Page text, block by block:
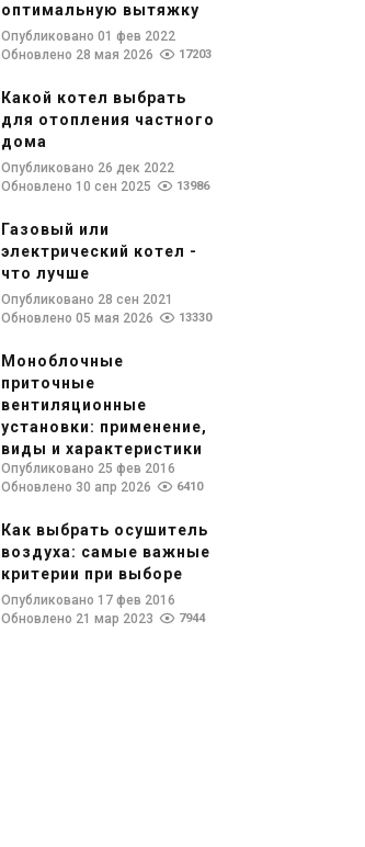
оптимальную вытяжку
Опубликовано 01 фев 2022
Обновлено 28 мая 2026
17203
Какой котел выбрать
для отопления частного
дома
Опубликовано 26 дек 2022
Обновлено 10 сен 2025
13986
Газовый или
электрический котел -
что лучше
Опубликовано 28 сен 2021
Обновлено 05 мая 2026
13330
Моноблочные
приточные
вентиляционные
установки: применение,
виды и характеристики
Опубликовано 25 фев 2016
Обновлено 30 апр 2026
6410
Как выбрать осушитель
воздуха: самые важные
критерии при выборе
Опубликовано 17 фев 2016
Обновлено 21 мар 2023
7944